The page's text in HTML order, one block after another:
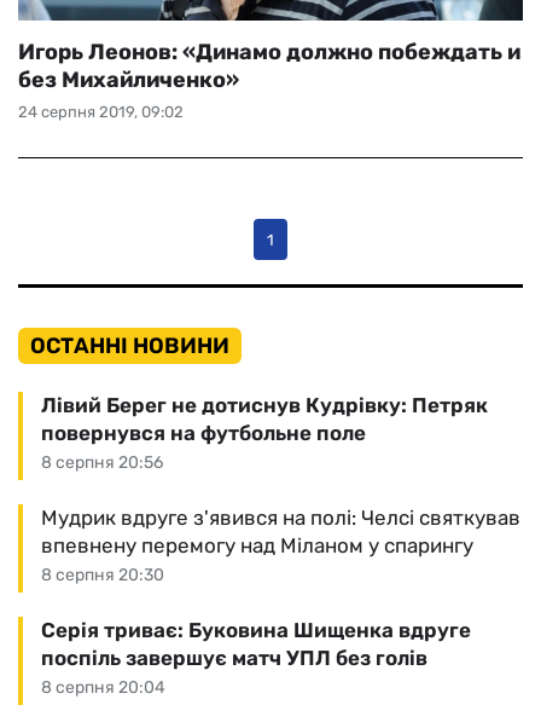
24 серпня 2019, 09:02
Игорь Леонов: «Динамо должно побеждать и
без Михайличенко»
1
ОСТАННІ НОВИНИ
8 серпня 20:56
Лівий Берег не дотиснув Кудрівку: Петряк
повернувся на футбольне поле
8 серпня 20:30
Мудрик вдруге з'явився на полі: Челсі святкував
впевнену перемогу над Міланом у спарингу
8 серпня 20:04
Серія триває: Буковина Шищенка вдруге
поспіль завершує матч УПЛ без голів